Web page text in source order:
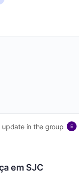
in the group
em SJC